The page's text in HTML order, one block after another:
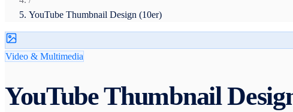
YouTube Thumbnail Design (10er)
Video & Multimedia
YouTube Thumbnail